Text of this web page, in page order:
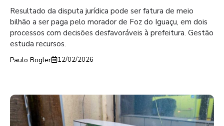
Resultado da disputa jurídica pode ser fatura de meio
bilhão a ser paga pelo morador de Foz do Iguaçu, em dois
processos com decisões desfavoráveis à prefeitura. Gestão
estuda recursos.
Paulo Bogler 12/02/2026